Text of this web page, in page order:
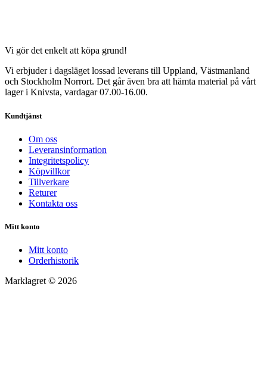
Vi gör det enkelt att köpa grund!
Vi erbjuder i dagsläget lossad leverans till Uppland, Västmanland
och Stockholm Norrort. Det går även bra att hämta material på vårt
lager i Knivsta, vardagar 07.00-16.00.
Kundtjänst
Om oss
Leveransinformation
Integritetspolicy
Köpvillkor
Tillverkare
Returer
Kontakta oss
Mitt konto
Mitt konto
Orderhistorik
Marklagret © 2026